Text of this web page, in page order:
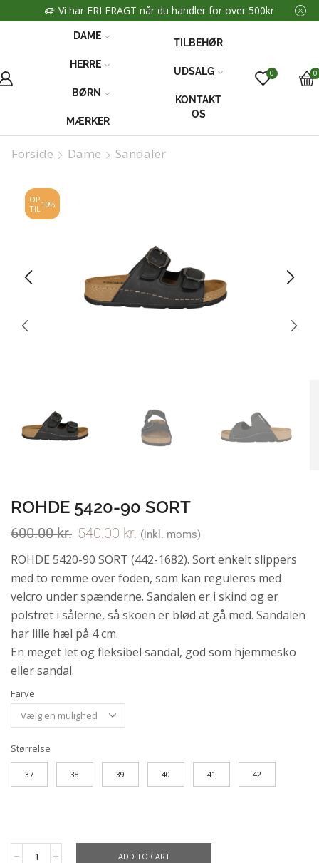
Vi har FRI FRAGT når du handler for over 500kr
DAME
HERRE
BØRN
MÆRKER
TILBEHØR
UDSALG
KONTAKT
OS
0 0
Forside Dame Sandaler
OP
TIL10%
ROHDE 5420-90 SORT
600.00kr. 540.00 kr. (inkl. moms)
ROHDE 5420-90 SORT (442-1682). Sort enkelt slippers
med to remme over foden, som kan reguleres med
velcro under spænderne. Sandalen er i skind og er
polstret i sålerne, så skoen er blød at gå med. Sandalen
har lille hæl på 4 cm.
En meget let og fleksibel sandal, god som hjemmesko
eller sandal.
Farve
Størrelse
37 38 39 40 41 42
ADD TO CART